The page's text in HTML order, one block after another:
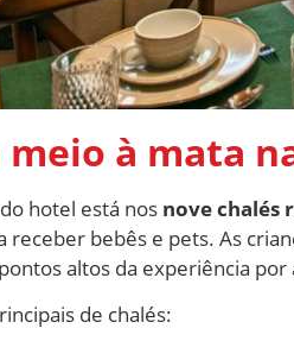
meio à mata
hotel está nos nove chalés
receber bebês e pets. As
altos da experiência por
de chalés: